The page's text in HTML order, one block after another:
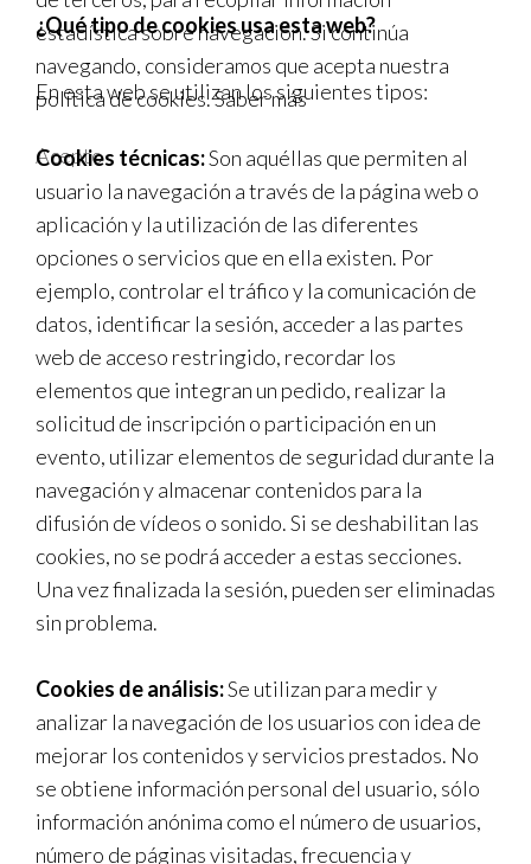
estadística sobre navegación. Si continúa
navegando, consideramos que acepta nuestra
política de cookies.Saber más
Acepto
¿Qué tipo de cookies usa esta web?
En esta web se utilizan los siguientes tipos:
Cookies técnicas:Son aquéllas que permiten al
usuario la navegación a través de la página web o
aplicación y la utilización de las diferentes
opciones o servicios que en ella existen. Por
ejemplo, controlar el tráfico y la comunicación de
datos, identificar la sesión, acceder a las partes
web de acceso restringido, recordar los
elementos que integran un pedido, realizar la
solicitud de inscripción o participación en un
evento, utilizar elementos de seguridad durante la
navegación y almacenar contenidos para la
difusión de vídeos o sonido. Si se deshabilitan las
cookies, no se podrá acceder a estas secciones.
Una vez finalizada la sesión, pueden ser eliminadas
sin problema.
Cookies de análisis:Se utilizan para medir y
analizar la navegación de los usuarios con idea de
mejorar los contenidos y servicios prestados. No
se obtiene información personal del usuario, sólo
información anónima como el número de usuarios,
número de páginas visitadas, frecuencia y